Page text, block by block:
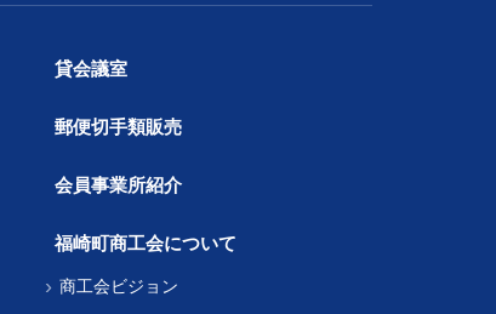
貸会議室
郵便切手類販売
会員事業所紹介
福崎町商工会について
商工会ビジョン